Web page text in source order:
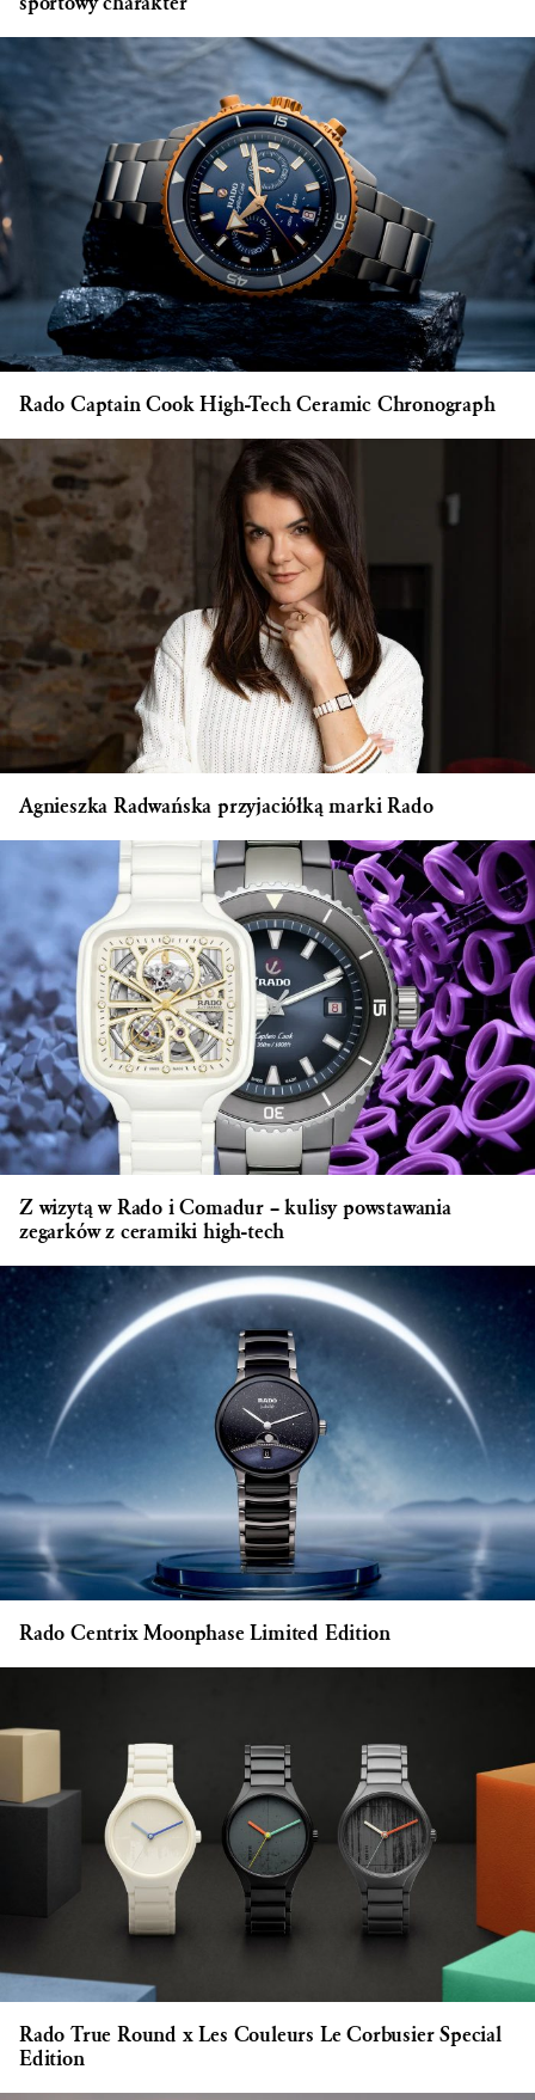
Rado Captain Cook High-Tech Ceramic Chronograph
Agnieszka Radwańska przyjaciółką marki Rado
Z wizytą w Rado i Comadur – kulisy powstawania
zegarków z ceramiki high-tech
Rado Centrix Moonphase Limited Edition
Rado True Round x Les Couleurs Le Corbusier Special
Edition